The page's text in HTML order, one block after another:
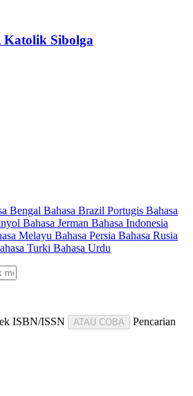
Katolik Sibolga
Bengal Bahasa Brazil Portugis Bahasa
Bahasa Jerman Bahasa Indonesia
Melayu Bahasa Persia Bahasa Rusia
Turki Bahasa Urdu
ISBN/ISSN ATAU COBA
Pencarian